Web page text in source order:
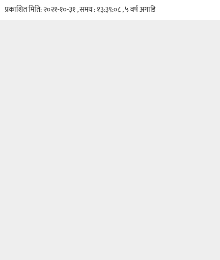
प्रकाशित मिति: २०२१-१०-३१ , समय : १३:३९:०८ , ५ वर्ष अगाडि